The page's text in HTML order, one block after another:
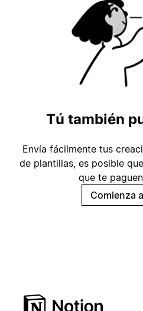
Tú también
Envía fácilmente tus
de plantillas, es posible
que te
Comienza